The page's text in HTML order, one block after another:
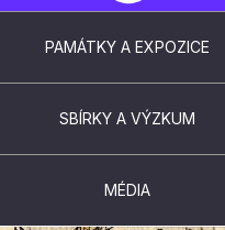
PAMÁTKY A EXPOZICE
SBÍRKY A VÝZKUM
MÉDIA